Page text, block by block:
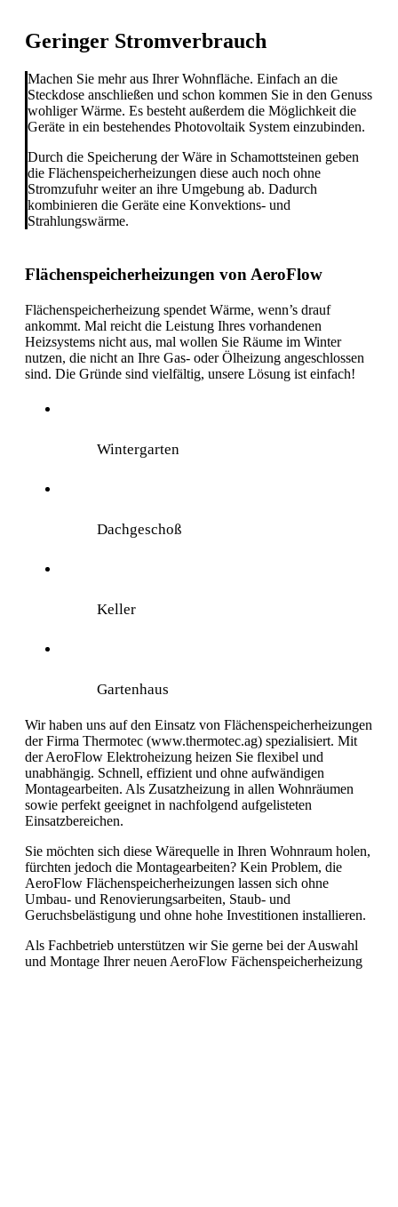
Geringer Stromverbrauch
Machen Sie mehr aus Ihrer Wohnfläche. Einfach an die
Steckdose anschließen und schon kommen Sie in den Genuss
wohliger Wärme. Es besteht außerdem die Möglichkeit die
Geräte in ein bestehendes Photovoltaik System einzubinden.
Durch die Speicherung der Wäre in Schamottsteinen geben
die Flächenspeicherheizungen diese auch noch ohne
Stromzufuhr weiter an ihre Umgebung ab. Dadurch
kombinieren die Geräte eine Konvektions- und
Strahlungswärme.
Flächenspeicherheizungen von AeroFlow
Flächenspeicherheizung spendet Wärme, wenn’s drauf
ankommt. Mal reicht die Leistung Ihres vorhandenen
Heizsystems nicht aus, mal wollen Sie Räume im Winter
nutzen, die nicht an Ihre Gas- oder Ölheizung angeschlossen
sind. Die Gründe sind vielfältig, unsere Lösung ist einfach!
Wintergarten
Dachgeschoß
Keller
Gartenhaus
Wir haben uns auf den Einsatz von Flächenspeicherheizungen
der Firma Thermotec (www.thermotec.ag) spezialisiert. Mit
der AeroFlow Elektroheizung heizen Sie flexibel und
unabhängig. Schnell, effizient und ohne aufwändigen
Montagearbeiten. Als Zusatzheizung in allen Wohnräumen
sowie perfekt geeignet in nachfolgend aufgelisteten
Einsatzbereichen.
Sie möchten sich diese Wärequelle in Ihren Wohnraum holen,
fürchten jedoch die Montagearbeiten? Kein Problem, die
AeroFlow Flächenspeicherheizungen lassen sich ohne
Umbau- und Renovierungsarbeiten, Staub- und
Geruchsbelästigung und ohne hohe Investitionen installieren.
Als Fachbetrieb unterstützen wir Sie gerne bei der Auswahl
und Montage Ihrer neuen AeroFlow Fächenspeicherheizung